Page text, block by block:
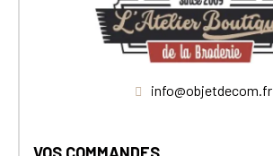
info@objetdecom.fr